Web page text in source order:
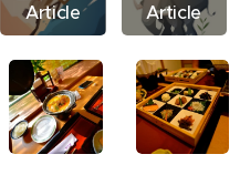
Article Article